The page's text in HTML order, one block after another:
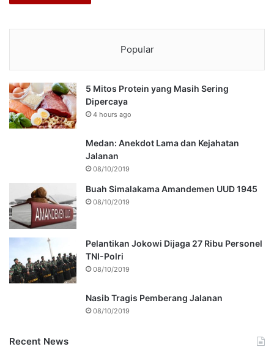
Popular
5 Mitos Protein yang Masih Sering
Dipercaya
4 hours ago
Medan: Anekdot Lama dan Kejahatan
Jalanan
08/10/2019
Buah Simalakama Amandemen UUD 1945
08/10/2019
Pelantikan Jokowi Dijaga 27 Ribu Personel
TNI-Polri
08/10/2019
Nasib Tragis Pemberang Jalanan
08/10/2019
Recent News